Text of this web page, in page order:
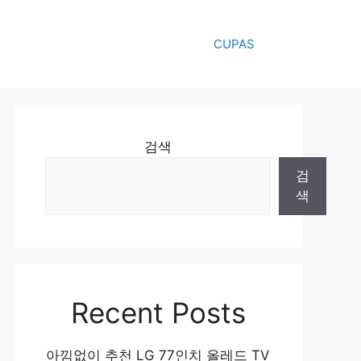
CUPAS
검색
검
색
Recent Posts
아낌없이 추천 LG 77인치 올레드 TV